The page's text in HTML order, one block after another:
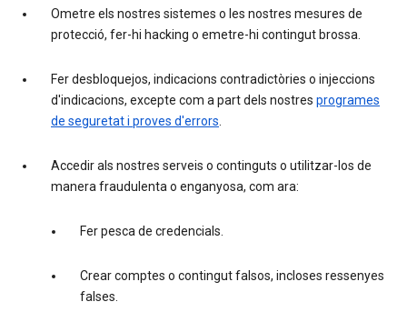
Ometre els nostres sistemes o les nostres mesures de
protecció, fer-hi hacking o emetre-hi contingut brossa.
Fer desbloquejos, indicacions contradictòries o injeccions
d'indicacions, excepte com a part dels nostres programes
de seguretat i proves d'errors.
Accedir als nostres serveis o continguts o utilitzar-los de
manera fraudulenta o enganyosa, com ara:
Fer pesca de credencials.
Crear comptes o contingut falsos, incloses ressenyes
falses.